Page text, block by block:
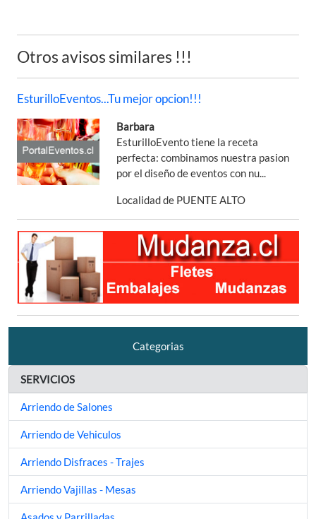
Otros avisos similares !!!
EsturilloEventos...Tu mejor opcion!!!
Barbara
EsturilloEvento tiene la receta
perfecta: combinamos nuestra pasion
por el diseño de eventos con nu...
Localidad de PUENTE ALTO
Categorias
SERVICIOS
Arriendo de Salones
Arriendo de Vehiculos
Arriendo Disfraces - Trajes
Arriendo Vajillas - Mesas